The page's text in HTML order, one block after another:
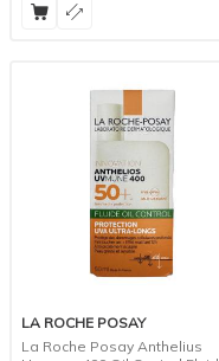
LA ROCHE POSAY
La Roche Posay Anthelius